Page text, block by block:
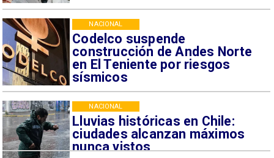
Codelco suspende
construcción de Andes Norte
en El Teniente por riesgos
sísmicos
NACIONAL
Lluvias históricas en Chile:
ciudades alcanzan máximos
nunca vistos
NACIONAL